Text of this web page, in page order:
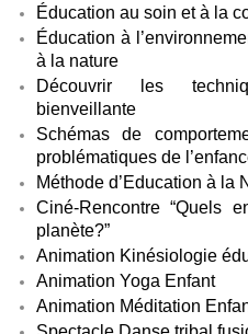
Éducation au soin et à la
Éducation à
à la nature
Découvrir les
bienveillante
Schémas de
problématiques de
Méthode d’Education à la
Ciné-Rencontre “Quels
planète?”
Animation Kinésiologie
Animation Yoga Enfant
Animation Méditation